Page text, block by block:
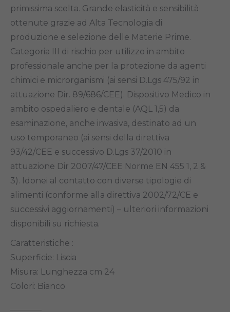
primissima scelta. Grande elasticità e sensibilità
ottenute grazie ad Alta Tecnologia di
produzione e selezione delle Materie Prime.
Categoria III di rischio per utilizzo in ambito
professionale anche per la protezione da agenti
chimici e microrganismi (ai sensi D.Lgs 475/92 in
attuazione Dir. 89/686/CEE). Dispositivo Medico in
ambito ospedaliero e dentale (AQL 1,5) da
esaminazione, anche invasiva, destinato ad un
uso temporaneo (ai sensi della direttiva
93/42/CEE e successivo D.Lgs 37/2010 in
attuazione Dir 2007/47/CEE Norme EN 455 1, 2 &
3). Idonei al contatto con diverse tipologie di
alimenti (conforme alla direttiva 2002/72/CE e
successivi aggiornamenti) – ulteriori informazioni
disponibili su richiesta.
Caratteristiche :
Superficie: Liscia
Misura: Lunghezza cm 24
Colori: Bianco